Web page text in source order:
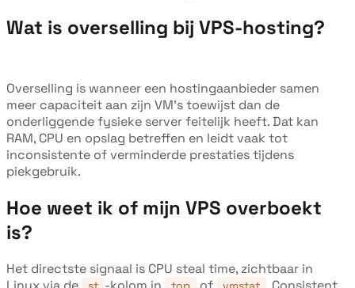
Wat is overselling bij VPS-hosting?
Overselling is wanneer een hostingaanbieder samen
meer capaciteit aan zijn VM's toewijst dan de
onderliggende fysieke server feitelijk heeft. Dat kan
RAM, CPU en opslag betreffen en leidt vaak tot
inconsistente of verminderde prestaties tijdens
piekgebruik.
Hoe weet ik of mijn VPS overboekt
is?
Het directste signaal is CPU steal time, zichtbaar in